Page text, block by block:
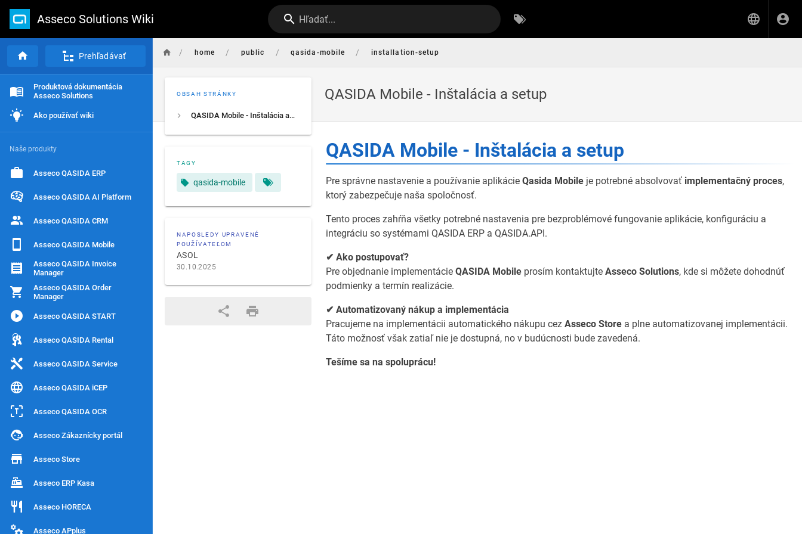
Asseco Solutions Wiki Hľadať...
Prehľadávať
Produktová dokumentácia
Asseco Solutions
Ako používať wiki
Naše produkty
Asseco QASIDA ERP
Asseco QASIDA AI Platform
Asseco QASIDA CRM
Asseco QASIDA Mobile
Asseco QASIDA Invoice
Manager
Asseco QASIDA Order
Manager
Asseco QASIDA START
Asseco QASIDA Rental
Asseco QASIDA Service
Asseco QASIDA iCEP
Asseco QASIDA OCR
Asseco Zákaznícky portál
Asseco Store
Asseco ERP Kasa
Asseco HORECA
Asseco APplus
/ home / public / qasida-mobile / installation-setup
QASIDA Mobile - Inštalácia a setup
OBSAH STRÁNKY
QASIDA Mobile - Inštalácia a setup
TAGY
qasida-mobile
NAPOSLEDY UPRAVENÉ
POUŽÍVATEĽOM
ASOL
30.10.2025
QASIDA Mobile - Inštalácia a setup
Pre správne nastavenie a používanie aplikácie Qasida Mobile je potrebné absolvovať implementačný proces,
ktorý zabezpečuje naša spoločnosť.
Tento proces zahŕňa všetky potrebné nastavenia pre bezproblémové fungovanie aplikácie, konfiguráciu a
integráciu so systémami QASIDA ERP a QASIDA.API.
✔ Ako postupovať?
Pre objednanie implementácie QASIDA Mobile prosím kontaktujte Asseco Solutions, kde si môžete dohodnúť
podmienky a termín realizácie.
✔ Automatizovaný nákup a implementácia
Pracujeme na implementácii automatického nákupu cez Asseco Store a plne automatizovanej implementácii.
Táto možnosť však zatiaľ nie je dostupná, no v budúcnosti bude zavedená.
Tešíme sa na spoluprácu!